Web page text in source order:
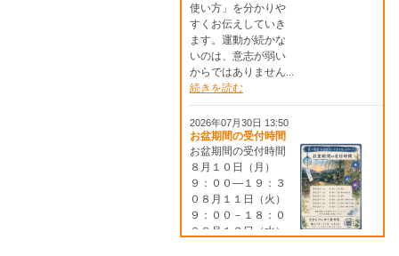
使い方」を分かりや
すくお伝えしていき
ます。運動が続かな
いのは、意志が弱い
からではありません...
続きを読む
2026年07月30日 13:50
お盆期間の受付時間
お盆期間の受付時間
８月１０日（月）
９：００―１９：３
０８月１１日（火）
９：００－１８：０
０８月１２日（水）